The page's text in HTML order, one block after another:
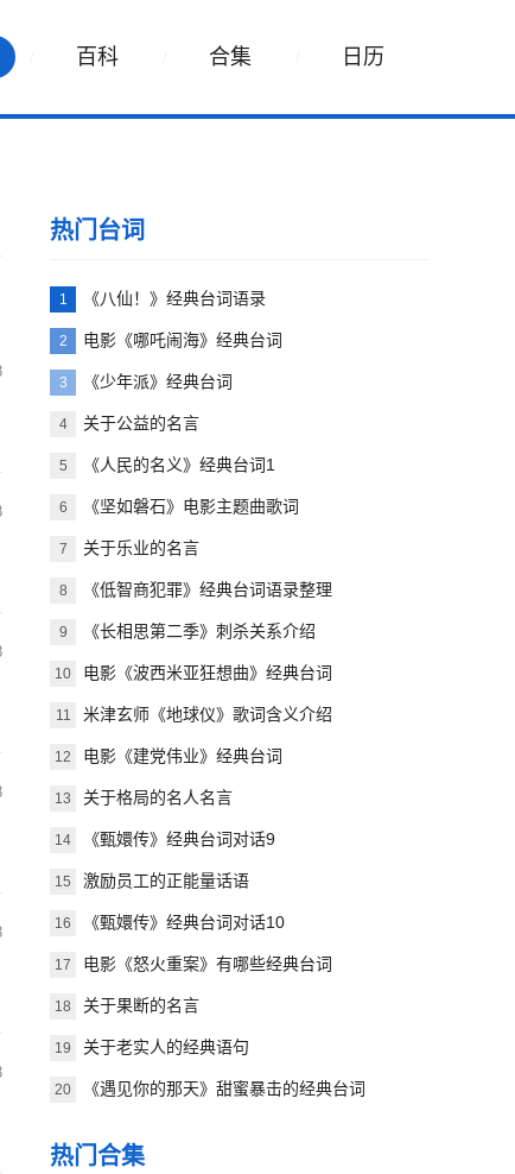
百科 合集 日历
热门台词
1 《八仙！》经典台词语录
2 电影《哪吒闹海》经典台词
3 《少年派》经典台词
4 关于公益的名言
5 《人民的名义》经典台词1
6 《坚如磐石》电影主题曲歌词
7 关于乐业的名言
8 《低智商犯罪》经典台词语录整理
9 《长相思第二季》刺杀关系介绍
10 电影《波西米亚狂想曲》经典台词
11 米津玄师《地球仪》歌词含义介绍
12 电影《建党伟业》经典台词
13 关于格局的名人名言
14 《甄嬛传》经典台词对话9
15 激励员工的正能量话语
16 《甄嬛传》经典台词对话10
17 电影《怒火重案》有哪些经典台词
18 关于果断的名言
19 关于老实人的经典语句
20 《遇见你的那天》甜蜜暴击的经典台词
热门合集